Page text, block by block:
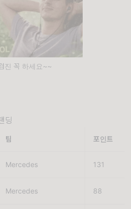
진 꼭 하세요~~
딩
팀 포인트
Mercedes 131
Mercedes 88